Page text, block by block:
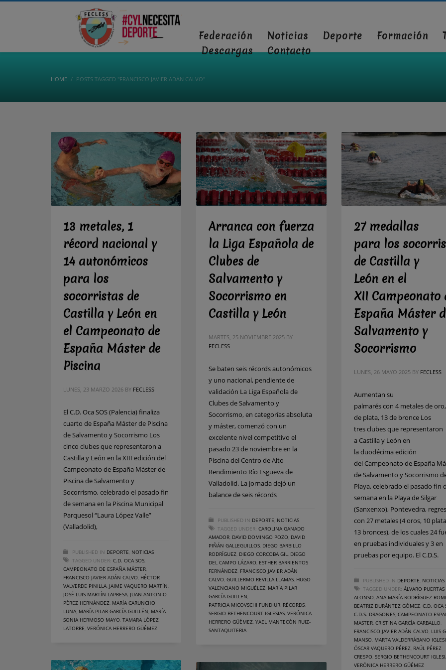
Federación Noticias Deporte Formación
Descargas
Contacto
HOME POSTS TAGGED "FRANCISCO JAVIER ADÁN CALVO"
13 metales, 1
récord nacional y
14 autonómicos
para los
socorristas de
Castilla y León en
el Campeonato de
España Máster de
Piscina
LUNES, 23 MARZO 2026 BY FECLESS
El C.D. Oca SOS (Palencia) finaliza
cuarto de España Máster de Piscina
de Salvamento y Socorrismo Los
cinco clubes que representaron a
Castilla y León en la XIII edición del
Campeonato de España Máster de
Piscina de Salvamento y
Socorrismo, celebrado el pasado fin
de semana en la Piscina Municipal
Parquesol “Laura López Valle”
(Valladolid),
PUBLISHED IN DEPORTE, NOTICIAS
TAGGED UNDER: C.D. OCA SOS,
CAMPEONATO DE ESPAÑA MÁSTER,
FRANCISCO JAVIER ADÁN CALVO, HÉCTOR
VALVERDE PINILLA, JAIME VAQUERO MARTÍN,
JOSÉ LUIS MARTÍN LAPRESA, JUAN ANTONIO
PÉREZ HERNÁNDEZ, MARÍA CARUNCHO
LUNA, MARÍA PILAR GARCÍA GUILLÉN, MARÍA
SONIA HERMOSO MAYO, TAMARA LÓPEZ
LATORRE, VERÓNICA HERRERO GÜÉMEZ
Arranca con fuerza
la Liga Española de
Clubes de
Salvamento y
Socorrismo en
Castilla y León
MARTES, 25 NOVIEMBRE 2025 BY
FECLESS
Se baten seis récords autonómicos
y uno nacional, pendiente de
validación La Liga Española de
Clubes de Salvamento y
Socorrismo, en categorías absoluta
y máster, comenzó con un
excelente nivel competitivo el
pasado 23 de noviembre en la
Piscina del Centro de Alto
Rendimiento Río Esgueva de
Valladolid. La jornada dejó un
balance de seis récords
PUBLISHED IN DEPORTE, NOTICIAS
TAGGED UNDER: CAROLINA GANADO
AMADOR, DAVID DOMINGO POZO, DAVID
PIÑÁN GALLEGUILLOS, DIEGO BARBILLO
RODRÍGUEZ, DIEGO CORCOBA GIL, DIEGO
DEL CAMPO LÁZARO, ESTHER BARRIENTOS
FERNÁNDEZ, FRANCISCO JAVIER ADÁN
CALVO, GUILLERMO REVILLA LLAMAS, HUGO
VALENCIANO MIGUÉLEZ, MARÍA PILAR
GARCÍA GUILLEN,
PATRICIA MICOVSCHI FUNDIUR, RÉCORDS,
SERGIO BETHENCOURT IGLESIAS, VERÓNICA
HERRERO GÜÉMEZ, YAEL MANTECÓN RUIZ-
SANTAQUITERIA
27 medallas
para los
de Castilla y
León en el
XII Campeonato
España Máster
Salvamento y
Socorrismo
LUNES, 26 MAYO 2025 BY FECLESS
Aumentan su
palmarés con 4 metales de
de plata, 13 de bronce Los
tres clubes que representaron
a Castilla y León en
la duodécima edición
del Campeonato de España
de Salvamento y Socorrismo
Playa, celebrado el pasado fin
semana en la Playa de Silgar
(Sanxenxo), Pontevedra,
con 27 metales (4 oros, 10
13 bronces), de los cuales 24
en pruebas individuales y 3 en
pruebas por equipo. El C.D.S.
PUBLISHED IN DEPORTE, NOTICIAS
TAGGED UNDER: ÁLVARO PUERTAS
ALONSO, ANA MARÍA RODRÍGUEZ
BEATRIZ DURÁNTEZ GÓMEZ, C.D. OCA
C.D.S. DRAGONES, CAMPEONATO
MASTER, CRISTINA GARCÍA CARBALLO,
FRANCISCO JAVIER ADÁN CALVO, LUIS
MANSO, MARTA VALDERRÁBANO
ÓSCAR VAQUERO PÉREZ, RAÚL PÉREZ
CRESPO, SERGIO BETHENCOURT
VERÓNICA HERRERO GÜÉMEZ